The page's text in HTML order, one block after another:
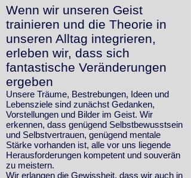
​Wenn wir unseren Geist
trainieren und die Theorie in
unseren Alltag integrieren,
erleben wir, dass sich
fantastische Veränderungen
ergeben
Unsere Träume, Bestrebungen, Ideen und
Lebensziele sind zunächst Gedanken,
Vorstellungen und Bilder im Geist. Wir
erkennen, dass genügend Selbstbewusstsein
und Selbstvertrauen, genügend mentale
Stärke vorhanden ist, alle vor uns liegende
Herausforderungen kompetent und souverän
zu meistern.
Wir erlangen die Gewissheit, dass wir auch in